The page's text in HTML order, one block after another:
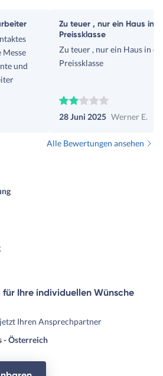
Messe
und
Zu teuer , nur ein Haus in
Preissklasse
Zu teuer , nur ein Haus in
Preissklasse
28 Juni 2025 Werner E.
Alle Bewertungen ansehen
Ihre individuellen Wünsche
Ihren Ansprechpartner
- Österreich